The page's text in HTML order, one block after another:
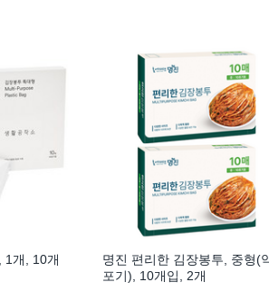
1개, 10개
명진 편리한 김장봉투, 중형(
포기), 10개입, 2개